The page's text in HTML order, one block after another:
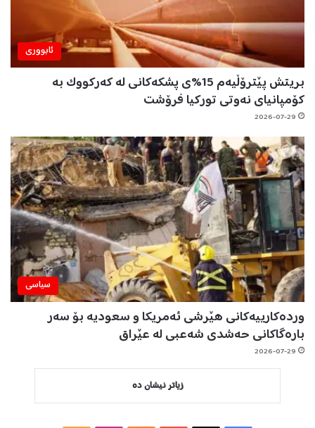
ئابووری
بریتش پێترۆڵیەم 15%ی پشکەکانی لە کەرکووک بە
کۆمپانیای نەوتی تورکیا فرۆشت
2026-07-29
سیاسی
وردەکارییەکانی هێرشی ئەمریکا و سعودیە بۆ سەر
بارەگاکانی حەشدی شەعبی لە عێراق
2026-07-29
زیاتر نیشان دە